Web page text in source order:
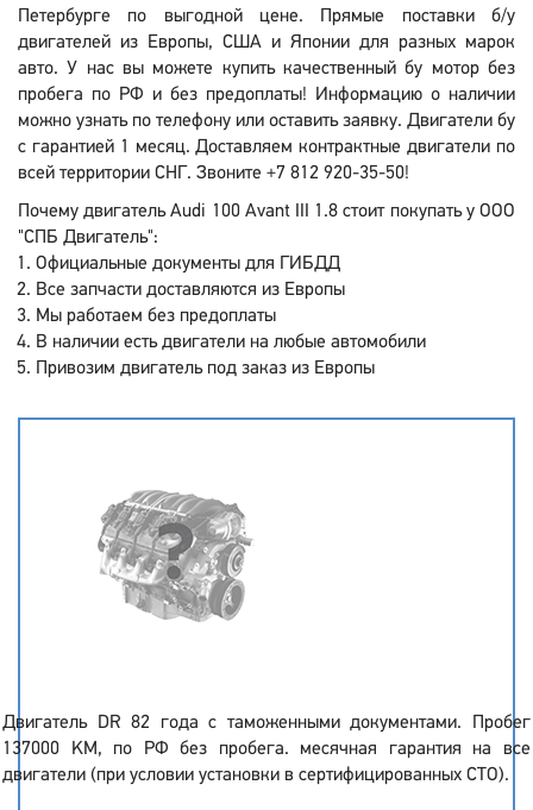
Петербурге по выгодной цене. Прямые поставки б/у
двигателей из Европы, США и Японии для разных марок
авто. У нас вы можете купить качественный бу мотор без
пробега по РФ и без предоплаты! Информацию о наличии
можно узнать по телефону или оставить заявку. Двигатели бу
с гарантией 1 месяц. Доставляем контрактные двигатели по
всей территории СНГ. Звоните +7 812 920-35-50!
Почему двигатель Audi 100 Avant III 1.8 стоит покупать у ООО
"СПБ Двигатель":
Официальные документы для ГИБДД
Все запчасти доставляются из Европы
Мы работаем без предоплаты
В наличии есть двигатели на любые автомобили
Привозим двигатель под заказ из Европы
Двигатель DR 82 года с таможенными документами. Пробег
137000 KM, по РФ без пробега. месячная гарантия на все
двигатели (при условии установки в сертифицированных СТО).